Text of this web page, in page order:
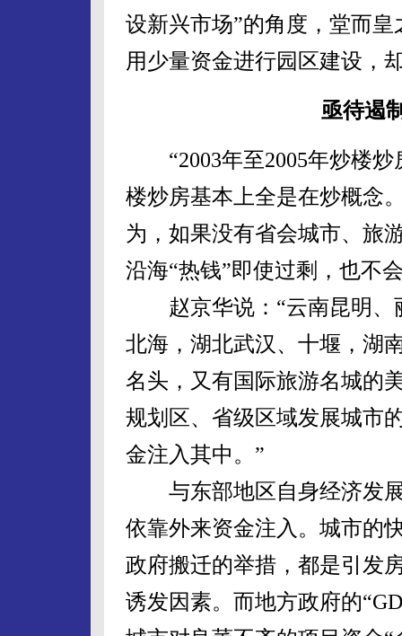
设新兴市场”的角度，堂而
用少量资金进行园区建设，
亟待遏
“2003年至2005年炒楼炒
楼炒房基本上全是在炒概念
为，如果没有省会城市、旅
沿海“热钱”即使过剩，也不
赵京华说：“云南昆明、
北海，湖北武汉、十堰，
名头，又有国际旅游名城的
规划区、省级区域发展城市
金注入其中。”
与东部地区自身经济发展
依靠外来资金注入。城市的
政府搬迁的举措，都是引发
诱发因素。而地方政府的